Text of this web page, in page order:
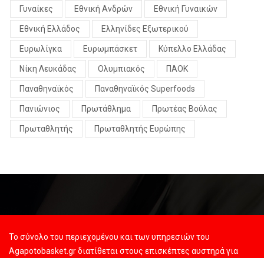
Γυναίκες Εθνική Ανδρών Εθνική Γυναικών
Εθνική Ελλάδος Ελληνίδες Εξωτερικού
Ευρωλίγκα Ευρωμπάσκετ Κύπελλο Ελλάδας
Νίκη Λευκάδας Ολυμπιακός ΠΑΟΚ
Παναθηναϊκός Παναθηναϊκός Superfoods
Πανιώνιος Πρωτάθλημα Πρωτέας Βούλας
Πρωταθλητής Πρωταθλητής Ευρώπης
Το σύνολο του περιεχομένου και των υπηρεσιών του
Agapotobasket.gr διατίθεται στους επισκέπτες αυστηρά για